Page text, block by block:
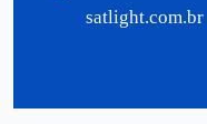
satlight.com.br